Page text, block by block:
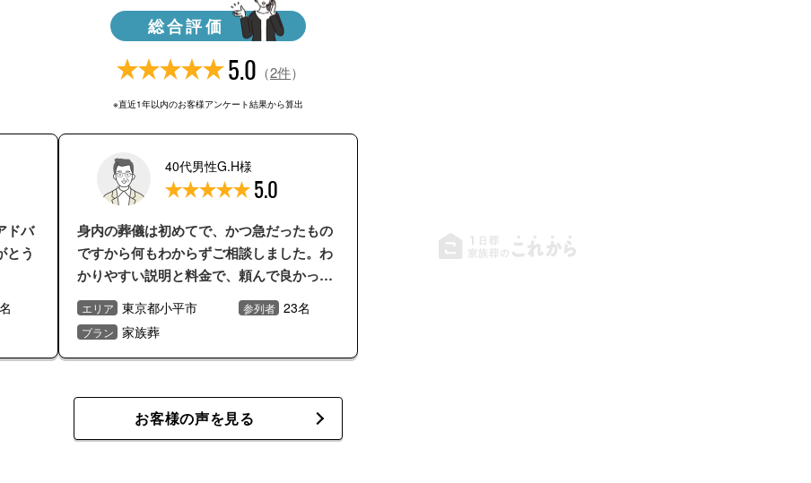
総合評価
5.0 （2件）
※直近1年以内のお客様アンケート結果から算出
ドバ
とう
40代男性G.H様
5.0
身内の葬儀は初めてで、かつ急だったもの
ですから何もわからずご相談しました。わ
かりやすい説明と料金で、頼んで良かった
と思っています。
エリア 東京都小平市 参列者 23名
プラン 家族葬
お客様の声を見る